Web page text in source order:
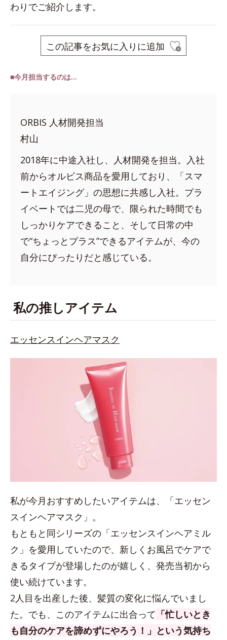
わりでご紹介します。
この記事をお気に入りに追加
■今月担当するのは…
ORBIS 人材開発担当
村山
2018年に中途入社し、人材開発を担当。入社
前からオルビス商品を愛用しており、「スマ
ートエイジング」の思想に共感し入社。プラ
イベートでは二児の母で、限られた時間でも
しっかりケアできること、そして日常の中
で“ちょっとプラス”できるアイテムが、今の
自分にぴったりだと感じている。
私の推しアイテム
エッセンスインヘアマスク
私が今月おすすめしたいアイテムは、「エッセン
スインヘアマスク」。
もともと同シリーズの「エッセンスインヘアミル
ク」を愛用していたので、新しくお風呂でケアで
きるタイプが登場したのが嬉しく、発売当初から
使い続けています。
2人目を出産した後、髪質の変化に悩んでいまし
た。でも、このアイテムに出合って 「忙しいとき
も自分のケアを諦めずにやろう！」という気持ち